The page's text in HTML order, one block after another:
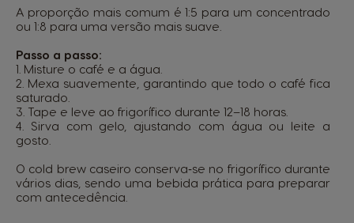
A proporção mais comum é 1:5 para um concentrado
ou 1:8 para uma versão mais suave.
Passo a passo:
1. Misture o café e a água.
2. Mexa suavemente, garantindo que todo o café fica
saturado.
3. Tape e leve ao frigorífico durante 12–18 horas.
4. Sirva com gelo, ajustando com água ou leite a
gosto.
O cold brew caseiro conserva‑se no frigorífico durante
vários dias, sendo uma bebida prática para preparar
com antecedência.